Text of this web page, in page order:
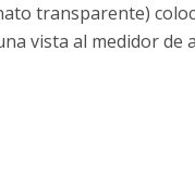
transparente)
vista al medidor de